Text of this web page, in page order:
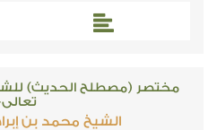
مختصر (مصطلح الحديث)
الشيخ محمد بن